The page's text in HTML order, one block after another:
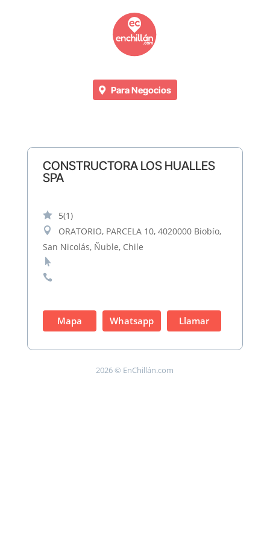
Para Negocios
CONSTRUCTORA LOS HUALLES
SPA
 5(1)

ORATORIO, PARCELA 10, 4020000 Biobío,
San Nicolás, Ñuble, Chile


Mapa Whatsapp Llamar
2026 © EnChillán.com